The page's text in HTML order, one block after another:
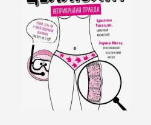
Издательство
В корзину